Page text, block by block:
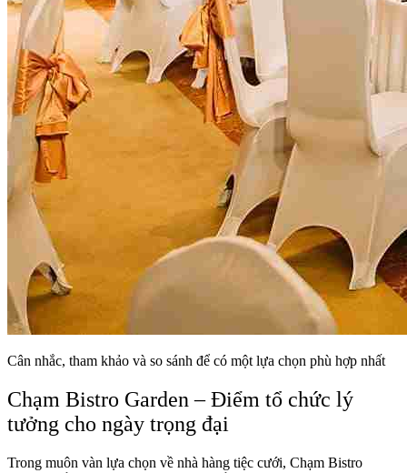
Cân nhắc, tham khảo và so sánh để có một lựa chọn phù hợp nhất
Chạm Bistro Garden – Điểm tổ chức lý
tưởng cho ngày trọng đại
Trong muôn vàn lựa chọn về nhà hàng tiệc cưới, Chạm Bistro